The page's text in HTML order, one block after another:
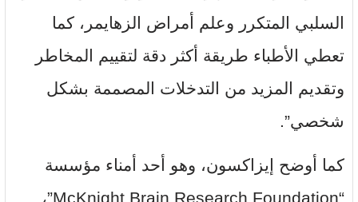
السلبي المتكرر وعلم أمراض الزهايمر، كما
تعطي الأطباء طريقة أكثر دقة لتقييم المخاطر
وتقديم المزيد من التدخلات المصممة بشكل
شخصي”.
كما أوضح إيزاكسون، وهو أحد أمناء مؤسسة
“McKnight Brain Research Foundation”،